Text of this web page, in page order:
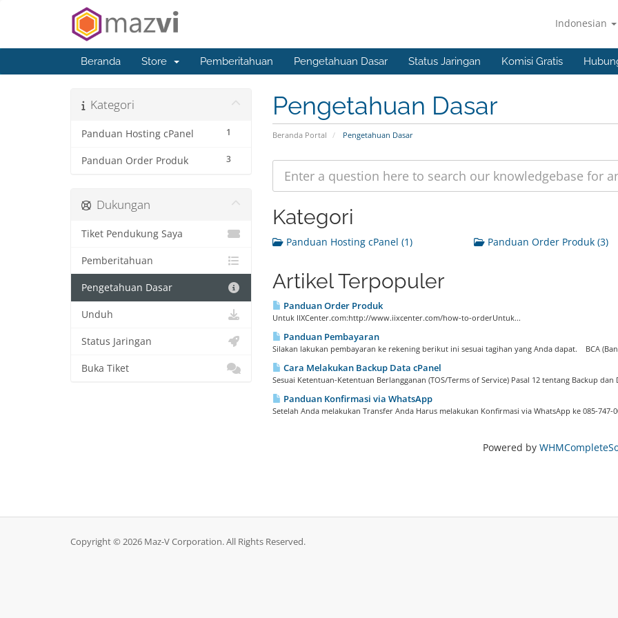
Indonesian
Beranda Store Pemberitahuan Pengetahuan Dasar Status Jaringan Komisi Gratis
Pengetahuan Dasar
Beranda Portal Pengetahuan Dasar
Kategori
1
Panduan Hosting cPanel
3
Panduan Order Produk
Kategori
Panduan Hosting cPanel (1) Panduan Order Produk (3)
Artikel Terpopuler
Panduan Order Produk
Untuk IIXCenter.com:http://www.iixcenter.com/how-to-orderUntuk...
Panduan Pembayaran
Silakan lakukan pembayaran ke rekening berikut ini sesuai tagihan yang Anda dapat. BCA
Cara Melakukan Backup Data cPanel
Sesuai Ketentuan-Ketentuan Berlangganan (TOS/Terms of Service) Pasal 12 tentang Backup dan
Panduan Konfirmasi via WhatsApp
Setelah Anda melakukan Transfer Anda Harus melakukan Konfirmasi via WhatsApp ke 085-747-
Powered by
Dukungan
Tiket Pendukung Saya
Pemberitahuan
Pengetahuan Dasar
Unduh
Status Jaringan
Buka Tiket
Copyright © 2026 Maz-V Corporation. All Rights Reserved.